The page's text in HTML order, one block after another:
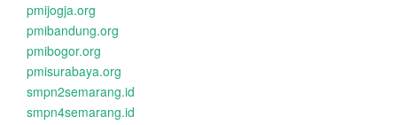
pmijogja.org
pmibandung.org
pmibogor.org
pmisurabaya.org
smpn2semarang.id
smpn4semarang.id